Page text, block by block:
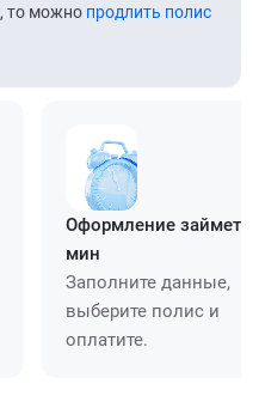
то можно продлить полис
Оформление займет
мин
Заполните данные,
выберите полис и
оплатите.